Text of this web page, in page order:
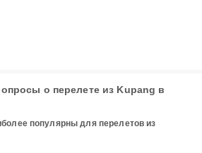
о перелете из Kupang в
популярны для перелетов из